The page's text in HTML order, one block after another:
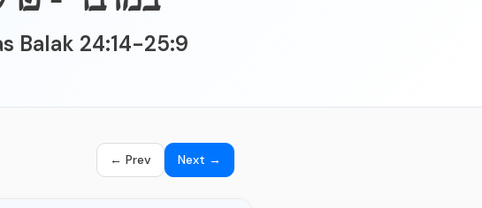
Balak 24:14-25:9
← Prev Next →